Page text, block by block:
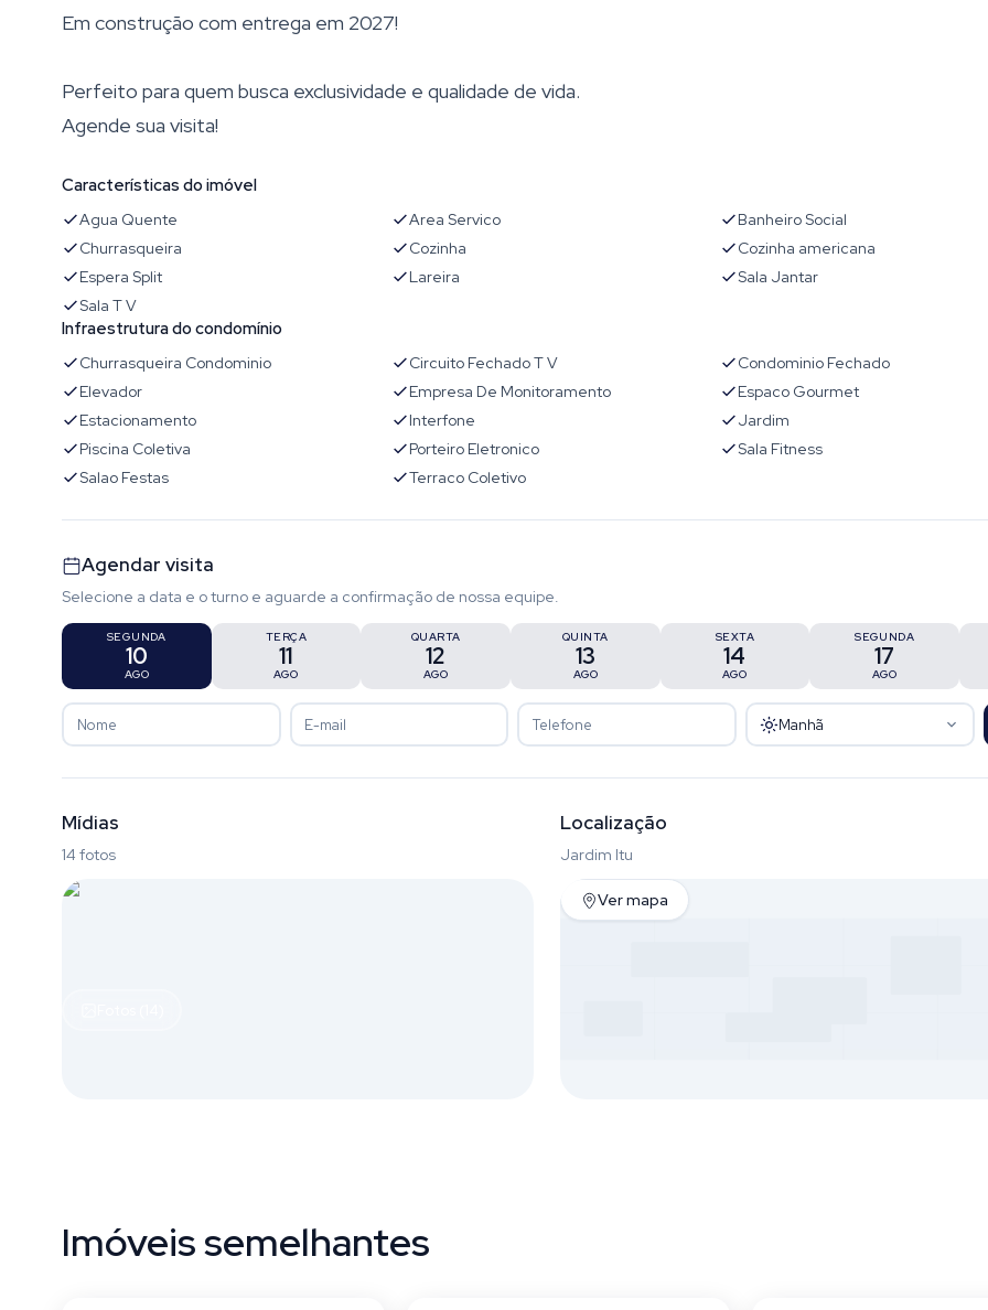
Em construção com entrega em 2027!
Perfeito para quem busca exclusividade e qualidade de vida.
Agende sua visita!
Características do imóvel
Agua Quente Area Servico
Banheiro Social
Churrasqueira
Cozinha
Cozinha americana
Espera Split
Lareira
Sala Jantar
Sala T V
Infraestrutura do condomínio
Churrasqueira Condominio Circuito Fechado T V
Condominio Fechado
Elevador
Empresa De Monitoramento
Espaco Gourmet
Estacionamento
Interfone
Jardim
Piscina Coletiva
Porteiro Eletronico
Sala Fitness
Salao Festas
Terraco Coletivo
Agendar visita
Selecione a data e o turno e aguarde a confirmação de nossa equipe.
SEGUNDA
10
AGO
TERÇA
11
AGO
QUARTA
12
AGO
QUINTA
13
AGO
SEXTA
14
AGO
SEGUNDA
17
AGO
Manhã
Mídias
14 fotos
Localização
Jardim Itu
Ver mapa
Imóveis semelhantes